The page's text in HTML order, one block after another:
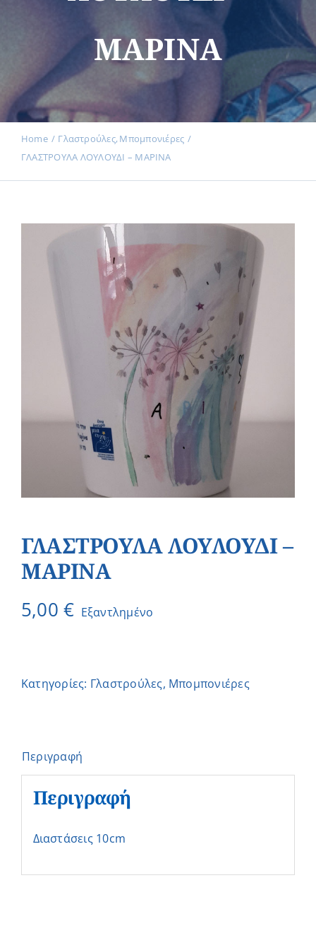
Εκδηλώσεις
Νέα
Επικοινωνία
ΜΑΡΙΝΑ
Home Γλαστρούλες Μπομπονιέρες
ΓΛΑΣΤΡΟΥΛΑ ΛΟΥΛΟΥΔΙ – ΜΑΡΙΝΑ
ΓΛΑΣΤΡΟΥΛΑ ΛΟΥΛΟΥΔΙ –
ΜΑΡΙΝΑ
5,00€ Εξαντλημένο
Κατηγορίες: Γλαστρούλες, Μπομπονιέρες
Περιγραφή
Περιγραφή
Διαστάσεις 10cm